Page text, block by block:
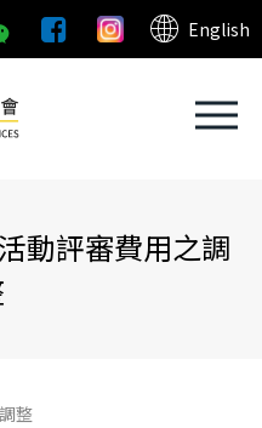
English
動評審費用之調
整